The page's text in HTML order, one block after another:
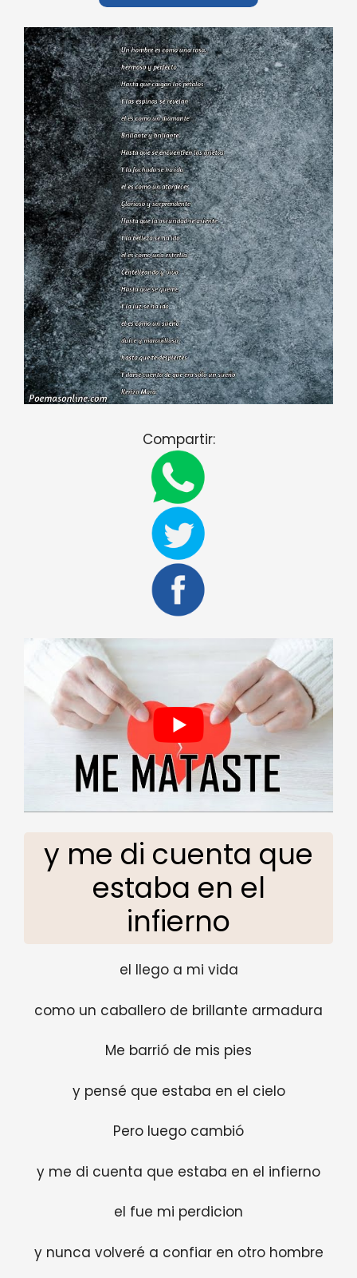
Compartir:
y me di cuenta que
estaba en el
infierno
el llego a mi vida
como un caballero de brillante armadura
Me barrió de mis pies
y pensé que estaba en el cielo
Pero luego cambió
y me di cuenta que estaba en el infierno
el fue mi perdicion
y nunca volveré a confiar en otro hombre